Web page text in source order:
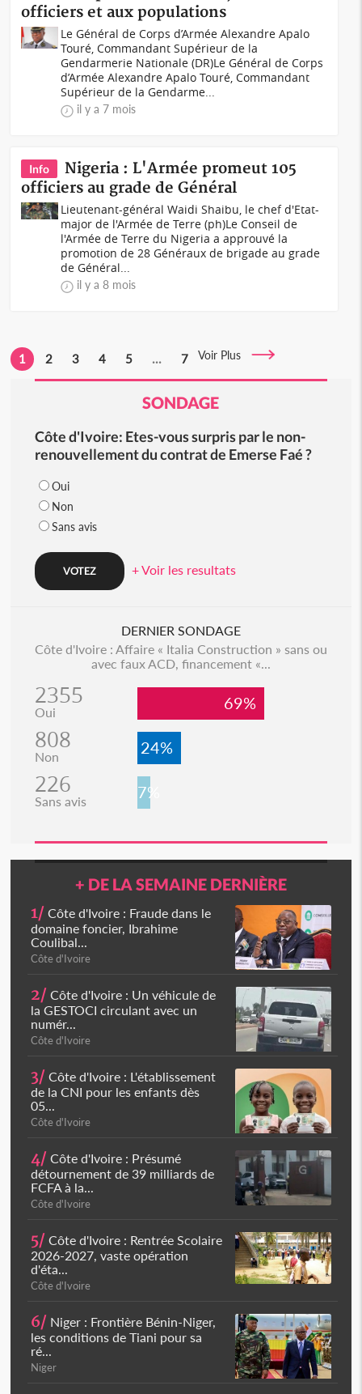
officiers et aux populations
Le Général de Corps d’Armée Alexandre Apalo
Touré, Commandant Supérieur de la
Gendarmerie Nationale (DR)Le Général de Corps
d’Armée Alexandre Apalo Touré, Commandant
Supérieur de la Gendarme...
il y a 7 mois
Info
Nigeria : L'Armée promeut 105
officiers au grade de Général
Lieutenant-général Waidi Shaibu, le chef d'Etat-
major de l'Armée de Terre (ph)Le Conseil de
l'Armée de Terre du Nigeria a approuvé la
promotion de 28 Généraux de brigade au grade
de Général...
il y a 8 mois
1 2 3 4 5 ... 7 Voir Plus
SONDAGE
Côte d'Ivoire: Etes-vous surpris par le non-
renouvellement du contrat de Emerse Faé ?
Oui
Non
Sans avis
+ Voir les resultats
DERNIER SONDAGE
Côte d'Ivoire : Affaire « Italia Construction » sans ou
avec faux ACD, financement «...
2355
Oui 69%
808
Non 24%
226
Sans avis 7%
+ DE LA SEMAINE DERNIÈRE
1/ Côte d'Ivoire : Fraude dans le
domaine foncier, Ibrahime
Coulibal...
Côte d'Ivoire
2/ Côte d'Ivoire : Un véhicule de
la GESTOCI circulant avec un
numér...
Côte d'Ivoire
3/ Côte d'Ivoire : L'établissement
de la CNI pour les enfants dès
05...
Côte d'Ivoire
4/ Côte d'Ivoire : Présumé
détournement de 39 milliards de
FCFA à la...
Côte d'Ivoire
5/ Côte d'Ivoire : Rentrée Scolaire
2026-2027, vaste opération
d'éta...
Côte d'Ivoire
6/ Niger : Frontière Bénin-Niger,
les conditions de Tiani pour sa
ré...
Niger